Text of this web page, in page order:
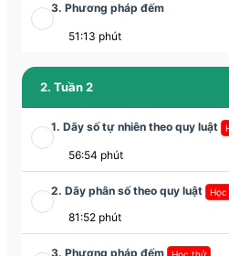
3. Phương pháp đếm
51:13 phút
2. Tuần 2
1. Dãy số tự nhiên theo quy luật
56:54 phút
2. Dãy phân số theo quy luật
81:52 phút
3. Phương pháp đếm